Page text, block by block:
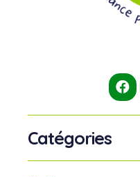
Catégories